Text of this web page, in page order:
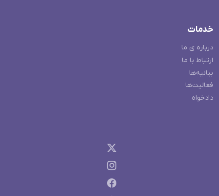
خدمات
درباره ی ما
ارتباط با ما
بیانیه‌ها
فعالیت‌ها
دادخواه